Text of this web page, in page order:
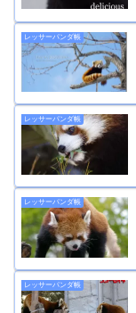
レッサーパンダ帳
レッサーパンダ帳
レッサーパンダ帳
レッサーパンダ帳